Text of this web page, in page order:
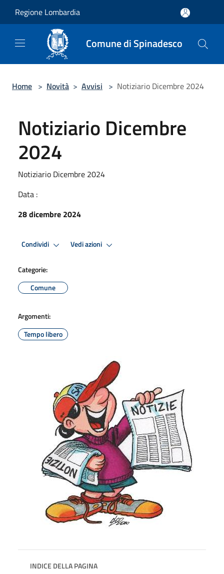
Regione Lombardia
Comune di Spinadesco
Home > Novità > Avvisi > Notiziario Dicembre 2024
Notiziario Dicembre
2024
Notiziario Dicembre 2024
Data :
28 dicembre 2024
Condividi Vedi azioni
Categorie:
Comune
Argomenti:
Tempo libero
INDICE DELLA PAGINA